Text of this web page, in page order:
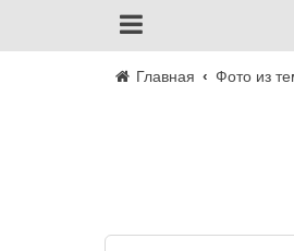
Главная Фото из